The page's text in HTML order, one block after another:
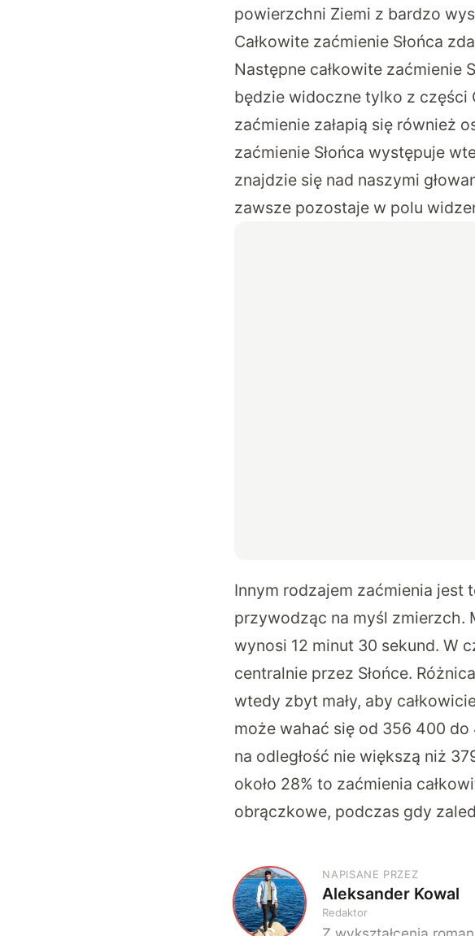
powierzchni Ziemi z bardzo
Całkowite zaćmienie Słońca
Następne całkowite zaćmienie
będzie widoczne tylko z części
zaćmienie załapią się również
zaćmienie Słońca występuje
znajdzie się nad naszymi
zawsze pozostaje w polu
Innym rodzajem zaćmienia jest
przywodząc na myśl zmierzch.
wynosi 12 minut 30 sekund. W
centralnie przez Słońce.
wtedy zbyt mały, aby
może wahać się od 356 400
na odległość nie większą niż
około 28% to zaćmienia
obrączkowe, podczas gdy
A
NAPISANE PRZEZ
Aleksander Kowal
Redaktor